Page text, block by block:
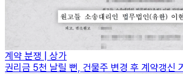
계약 분쟁 | 상가
권리금 5천 날릴 뻔, 건물주 변경 후 계약갱신